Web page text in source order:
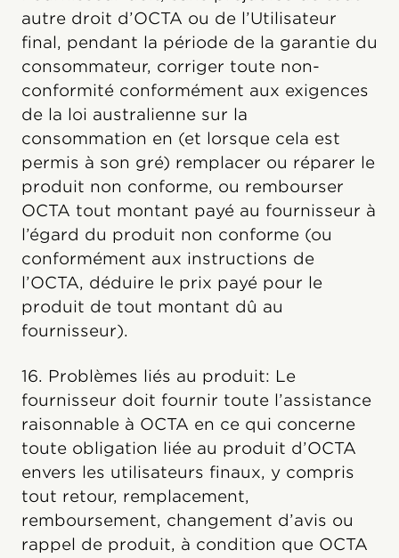
autre droit d’OCTA ou de l’Utilisateur
final, pendant la période de la garantie du
consommateur, corriger toute non-
conformité conformément aux exigences
de la loi australienne sur la
consommation en (et lorsque cela est
permis à son gré) remplacer ou réparer le
produit non conforme, ou rembourser
OCTA tout montant payé au fournisseur à
l’égard du produit non conforme (ou
conformément aux instructions de
l’OCTA, déduire le prix payé pour le
produit de tout montant dû au
fournisseur).
16. Problèmes liés au produit: Le
fournisseur doit fournir toute l’assistance
raisonnable à OCTA en ce qui concerne
toute obligation liée au produit d’OCTA
envers les utilisateurs finaux, y compris
tout retour, remplacement,
remboursement, changement d’avis ou
rappel de produit, à condition que OCTA